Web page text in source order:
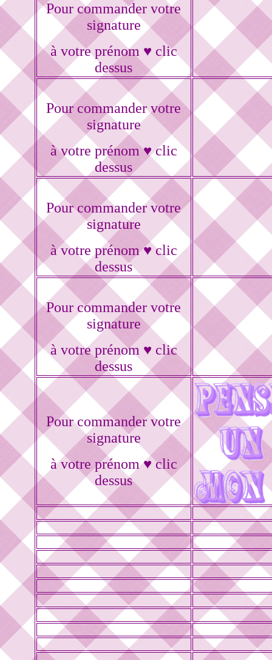
Pour commander votre
signature
à votre prénom ♥ clic
dessus
Pour commander votre
signature
à votre prénom ♥ clic
dessus
Pour commander votre
signature
à votre prénom ♥ clic
dessus
Pour commander votre
signature
à votre prénom ♥ clic
dessus
Pour commander votre
signature
à votre prénom ♥ clic
dessus